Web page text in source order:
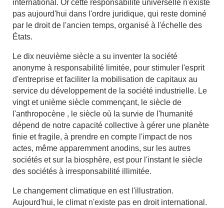
international. Or cette responsabilité universelle n'existe
pas aujourd'hui dans l'ordre juridique, qui reste dominé
par le droit de l'ancien temps, organisé à l'échelle des
États.
Le dix neuvième siècle a su inventer la société
anonyme à responsabilité limitée, pour stimuler l'esprit
d'entreprise et faciliter la mobilisation de capitaux au
service du développement de la société industrielle. Le
vingt et unième siècle commençant, le siècle de
l'anthropocène , le siècle où la survie de l'humanité
dépend de notre capacité collective à gérer une planète
finie et fragile, à prendre en compte l'impact de nos
actes, même apparemment anodins, sur les autres
sociétés et sur la biosphère, est pour l'instant le siècle
des sociétés à irresponsabilité illimitée.
Le changement climatique en est l'illustration.
Aujourd'hui, le climat n'existe pas en droit international.